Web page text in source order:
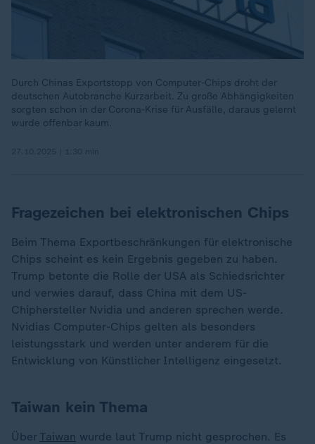
Durch Chinas Exportstopp von Computer-Chips droht der
deutschen Autobranche Kurzarbeit. Zu große Abhängigkeiten
sorgten schon in der Corona-Krise für Ausfälle, daraus gelernt
wurde offenbar kaum.
Fragezeichen bei elektronischen Chips
Beim Thema Exportbeschränkungen für elektronische
Chips scheint es kein Ergebnis gegeben zu haben.
Trump betonte die Rolle der USA als Schiedsrichter
und verwies darauf, dass China mit dem US-
Chiphersteller Nvidia und anderen sprechen werde.
Nvidias Computer-Chips gelten als besonders
leistungsstark und werden unter anderem für die
Entwicklung von Künstlicher Intelligenz eingesetzt.
Taiwan kein Thema
Über Taiwan wurde laut Trump nicht gesprochen. Es